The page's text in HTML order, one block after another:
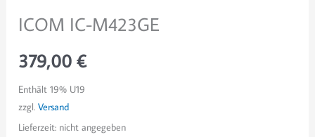
ICOM IC-M423GE
379,00€
Enthält 19% U19
zzgl.Versand
Lieferzeit: nicht angegeben